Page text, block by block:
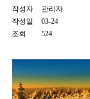
작성자
관리자
작성일
03-24
조회
524